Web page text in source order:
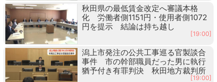
秋田県の最低賃金改定へ審議本格
化 労働者側1151円・使用者側1072
円を提示 結論は持ち越し
[19:00]
潟上市発注の公共工事巡る官製談合
事件 市の幹部職員だった男に執行
猶予付き有罪判決 秋田地方裁判所
[19:00]